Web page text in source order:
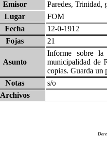
Emisor
Paredes, Trinidad,
Lugar
FOM
Fecha
12-0-1912
Fojas
21
Asunto
Informe sobre
municipalidad de
copias. Guarda un
Notas
s/o
Archivos